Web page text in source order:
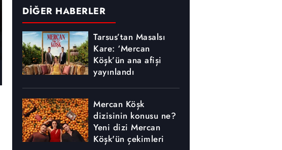
DİĞER HABERLER
Tarsus’tan Masalsı
Kare: ‘Mercan
Köşk’ün ana afişi
yayınlandı
Mercan Köşk
dizisinin konusu ne?
Yeni dizi Mercan
Köşk'ün çekimleri